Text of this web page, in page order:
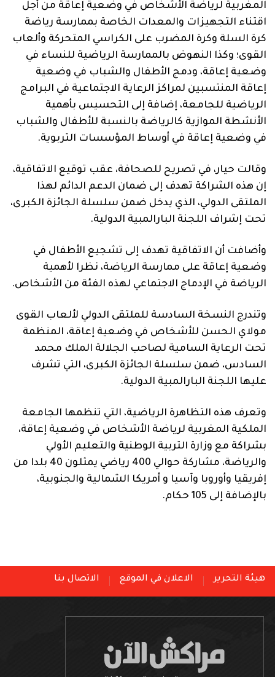
المغربية لرياضة الأشخاص في وضعية إعاقة من أجل
اقتناء التجهيزات والمعدات الخاصة بممارسة رياضة
كرة السلة وكرة المضرب على الكراسي المتحركة وألعاب
القوى؛ وكذا النهوض بالممارسة الرياضية للنساء في
وضعية إعاقة، ودمج الأطفال والشباب في وضعية
إعاقة المنتسبين لمراكز الرعاية الاجتماعية في البرامج
الرياضية للجامعة، إضافة إلى التحسيس بأهمية
الأنشطة الموازية كالرياضة بالنسبة للأطفال والشباب
في وضعية إعاقة في أوساط المؤسسات التربوية.
وقالت حيار، في تصريح للصحافة، عقب توقيع الاتفاقية،
إن هذه الشراكة تهدف إلى ضمان الدعم الدائم لهذا
الملتقى الدولي، الذي يدخل ضمن سلسلة الجائزة الكبرى،
تحت إشراف اللجنة البارالمبية الدولية.
وأضافت أن الاتفاقية تهدف إلى تشجيع الأطفال في
وضعية إعاقة على ممارسة الرياضة، نظرا لأهمية
الرياضة في الإدماج الاجتماعي لهذه الفئة من الأشخاص.
وتندرج النسخة السادسة للملتقى الدولي لألعاب القوى
مولاي الحسن للأشخاص في وضعية إعاقة، المنظمة
تحت الرعاية السامية لصاحب الجلالة الملك محمد
السادس، ضمن سلسلة الجائزة الكبرى، التي تشرف
عليها اللجنة البارالمبية الدولية.
وتعرف هذه التظاهرة الرياضية، التي تنظمها الجامعة
الملكية المغربية لرياضة الأشخاص في وضعية إعاقة،
بشراكة مع وزارة التربية الوطنية والتعليم الأولي
والرياضة، مشاركة حوالي 400 رياضي يمثلون 40 بلدا من
إفريقيا وأوروبا وآسيا و أمريكا الشمالية والجنوبية،
بالإضافة إلى 105 حكام.
هيئة التحرير الاعلان في الموقع الاتصال بنا